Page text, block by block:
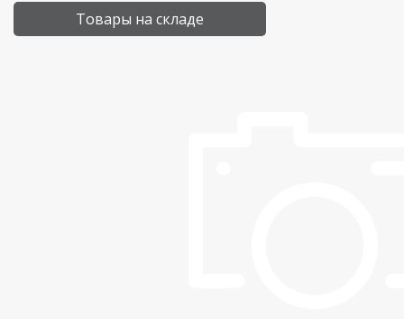
Товары на складе